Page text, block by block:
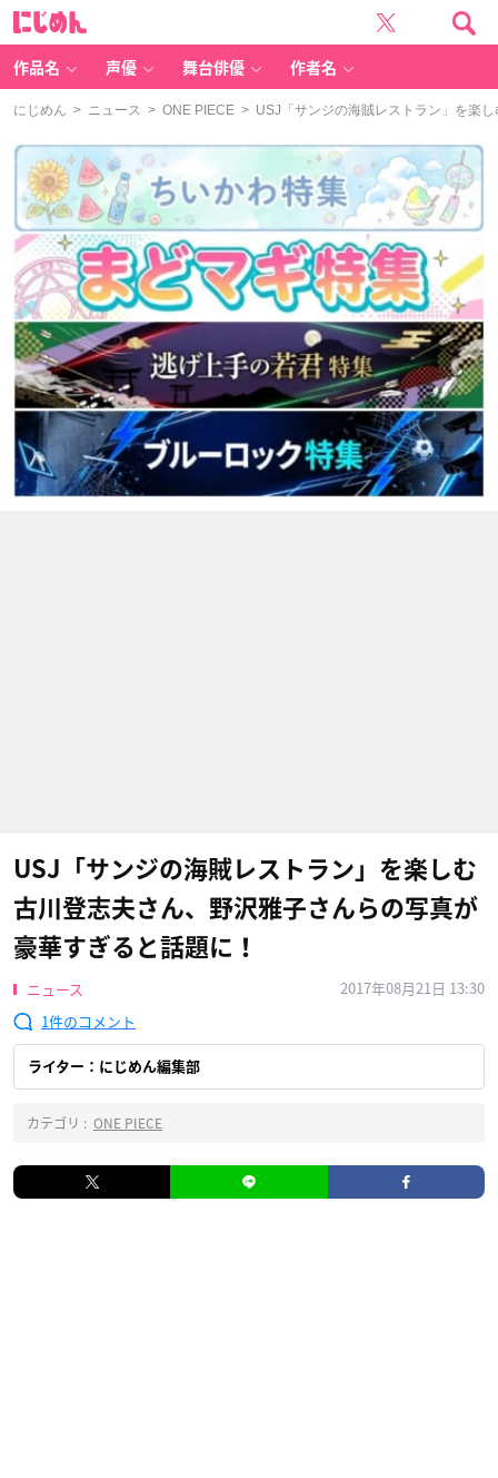
作品名 声優 舞台俳優 作者名
にじめん > ニュース > ONE PIECE > USJ「サンジの海賊レストラン」を楽
USJ「サンジの海賊レストラン」を楽しむ
古川登志夫さん、野沢雅子さんらの写真が
豪華すぎると話題に！
ニュース
2017年08月21日 13:30
1
ライター：にじめん編集部
カテゴリ : ONE PIECE